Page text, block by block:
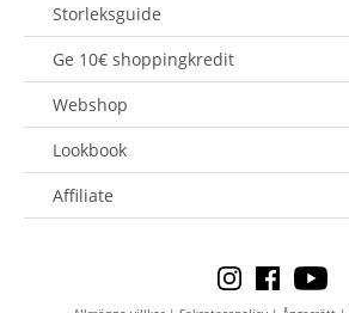
Storleksguide
Ge 10€ shoppingkredit
Webshop
Lookbook
Affiliate